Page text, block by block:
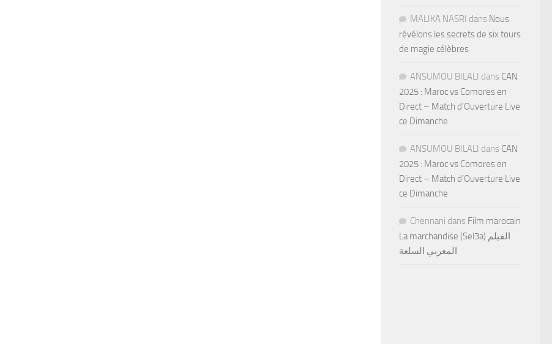
MALIKA NASRI dans Nous
révélons les secrets de six tours
de magie célèbres
ANSUMOU BILALI dans CAN
2025 : Maroc vs Comores en
Direct – Match d’Ouverture Live
ce Dimanche
ANSUMOU BILALI dans CAN
2025 : Maroc vs Comores en
Direct – Match d’Ouverture Live
ce Dimanche
Chennani dans Film marocain
La marchandise (Sel3a) الفيلم
المغربي السلعة